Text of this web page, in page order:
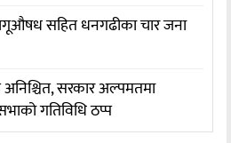
सहित धनगढीका चार जना
अनिश्चित, सरकार अल्पमतमा
गतिविधि ठप्प